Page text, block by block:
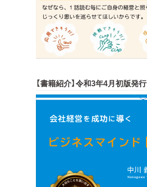
【書籍紹介】令和3年4月初版発行